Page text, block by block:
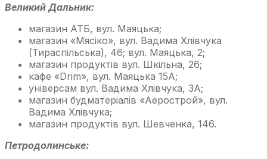
Великий Дальник:
магазин АТБ, вул. Маяцька;
магазин «Мясіко», вул. Вадима Хлівчука
(Тираспільська), 46; вул. Маяцька, 2;
магазин продуктів вул. Шкільна, 26;
кафе «Drim», вул. Маяцька 15А;
універсам вул. Вадима Хлівчука, 3А;
магазин будматеріалів «Аерострой», вул.
Вадима Хлівчука;
магазин продуктів вул. Шевченка, 146.
Петродолинське: